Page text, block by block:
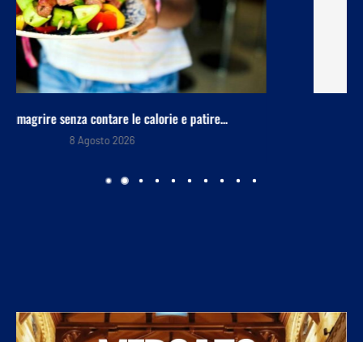
Sos anziani per truffe telefoniche? Arriva l’app che...